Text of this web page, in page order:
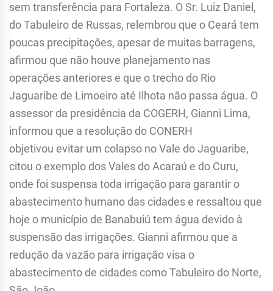
sem transferência para Fortaleza. O Sr. Luiz Daniel,
do Tabuleiro de Russas, relembrou que o Ceará tem
poucas precipitações, apesar de muitas barragens,
afirmou que não houve planejamento nas
operações anteriores e que o trecho do Rio
Jaguaribe de Limoeiro até Ilhota não passa água. O
assessor da presidência da COGERH, Gianni Lima,
informou que a resolução do CONERH
objetivou evitar um colapso no Vale do Jaguaribe,
citou o exemplo dos Vales do Acaraú e do Curu,
onde foi suspensa toda irrigação para garantir o
abastecimento humano das cidades e ressaltou que
hoje o município de Banabuiú tem água devido à
suspensão das irrigações. Gianni afirmou que a
redução da vazão para irrigação visa o
abastecimento de cidades como Tabuleiro do Norte,